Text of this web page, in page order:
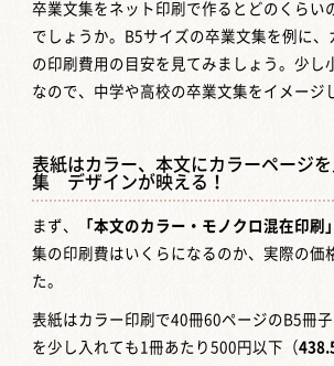
卒業文集をネット印刷で作るとどのくらい
でしょうか。B5サイズの卒業文集を例に、
の印刷費用の目安を見てみましょう。少し
なので、中学や高校の卒業文集をイメージ
表紙はカラー、本文にカラーページ
集 デザインが映える！
まず、 「本文のカラー・モノクロ混在印刷」
集の印刷費はいくらになるのか、実際の価
た。
表紙はカラー印刷で40冊60ページのB5冊
を少し入れても1冊あたり500円以下（